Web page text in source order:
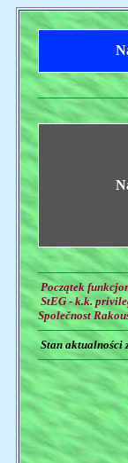
Początek
StEG - k.k.
Společnost
Stan aktualności